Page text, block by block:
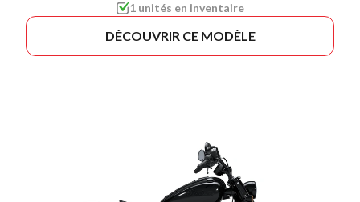
1 unités en inventaire
DÉCOUVRIR CE MODÈLE